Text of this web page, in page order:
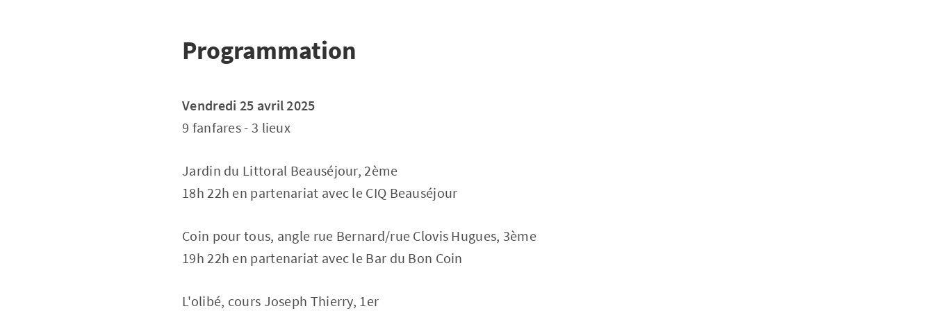
Programmation
Vendredi 25 avril 2025
9 fanfares - 3 lieux
Jardin du Littoral Beauséjour, 2ème
18h 22h en partenariat avec le CIQ Beauséjour
Coin pour tous, angle rue Bernard/rue Clovis Hugues, 3ème
19h 22h en partenariat avec le Bar du Bon Coin
L'olibé, cours Joseph Thierry, 1er